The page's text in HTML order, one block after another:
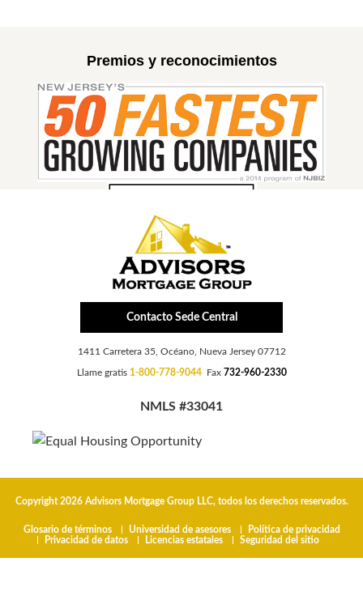
Premios y reconocimientos
Contacto Sede Central
1411 Carretera 35, Océano, Nueva Jersey 07712
Llame gratis 1-800-778-9044Fax 732-960-2330
NMLS #33041
Copyright 2026 Advisors Mortgage Group LLC, todos los derechos reservados.
Glosario de términos Universidad de asesores
Política de privacidad
Privacidad de datos
Licencias estatales Seguridad del sitio